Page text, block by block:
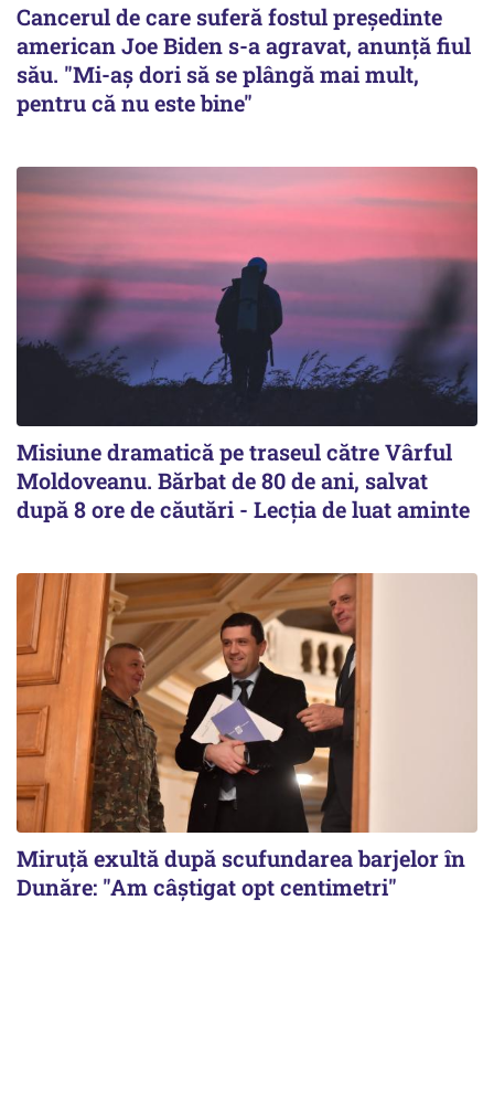
Cancerul de care suferă fostul preşedinte
american Joe Biden s-a agravat, anunță fiul
său. "Mi-aș dori să se plângă mai mult,
pentru că nu este bine"
Misiune dramatică pe traseul către Vârful
Moldoveanu. Bărbat de 80 de ani, salvat
după 8 ore de căutări - Lecția de luat aminte
Miruță exultă după scufundarea barjelor în
Dunăre: "Am câștigat opt centimetri"